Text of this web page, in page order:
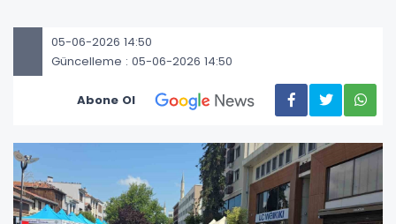
05-06-2026 14:50
Güncelleme : 05-06-2026 14:50
Abone Ol